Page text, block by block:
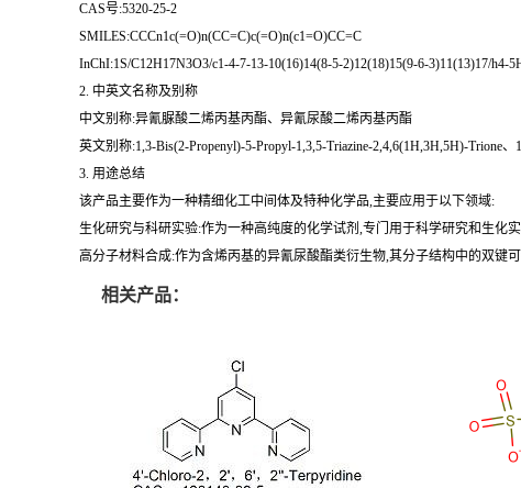
CAS号:5320-25-2
SMILES:CCCn1c(=O)n(CC=C)c(=O)n(c1=O)CC=C
InChI:1S/C12H17N3O3/c1-4-7-13-10(16)14(8-5-2)12(18)15(9-6-3)11(13)17/h4-
2. 中英文名称及别称
中文别称:异氰脲酸二烯丙基丙酯、异氰尿酸二烯丙基丙酯
英文别称:1,3-Bis(2-Propenyl)-5-Propyl-1,3,5-Triazine-2,4,6(1H,3H,5H)-Trione
3. 用途总结
该产品主要作为一种精细化工中间体及特种化学品,主要应用于以下领域:
生化研究与科研实验:作为一种高纯度的化学试剂,专门用于科学研究和生化
高分子材料合成:作为含烯丙基的异氰尿酸酯类衍生物,其分子结构中的双键
相关产品：